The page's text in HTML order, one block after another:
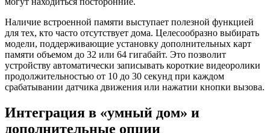
Наличие встроенной памяти выступает полезной функцией
для тех, кто часто отсутствует дома. Целесообразно выбирать
модели, поддерживающие установку дополнительных карт
памяти объемом до 32 или 64 гигабайт. Это позволит
устройству автоматически записывать короткие видеоролики
продолжительностью от 10 до 30 секунд при каждом
срабатывании датчика движения или нажатии кнопки вызова.
Интеграция в «умный дом» и
дополнительные опции